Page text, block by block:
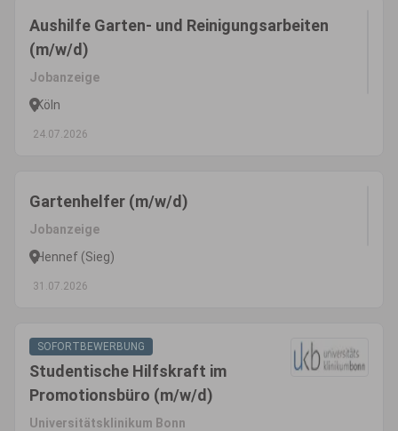
Aushilfe Garten- und Reinigungsarbeiten
(m/w/d)
Jobanzeige
Köln
24.07.2026
Gartenhelfer (m/w/d)
Jobanzeige
Hennef (Sieg)
31.07.2026
SOFORTBEWERBUNG
Studentische Hilfskraft im
Promotionsbüro (m/w/d)
Universitätsklinikum Bonn